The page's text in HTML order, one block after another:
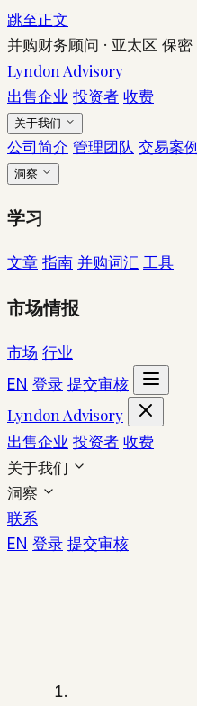
跳至正文
并购财务顾问 · 亚太区 保密
Lyndon Advisory
出售企业 投资者 收费
关于我们
公司简介 管理团队 交易案例
洞察
学习
文章 指南 并购词汇 工具
市场情报
市场 行业
EN 登录 提交审核
Lyndon Advisory
出售企业 投资者 收费
关于我们
洞察
联系
EN 登录 提交审核